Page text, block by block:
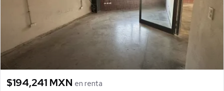
$194,241 MXN en renta